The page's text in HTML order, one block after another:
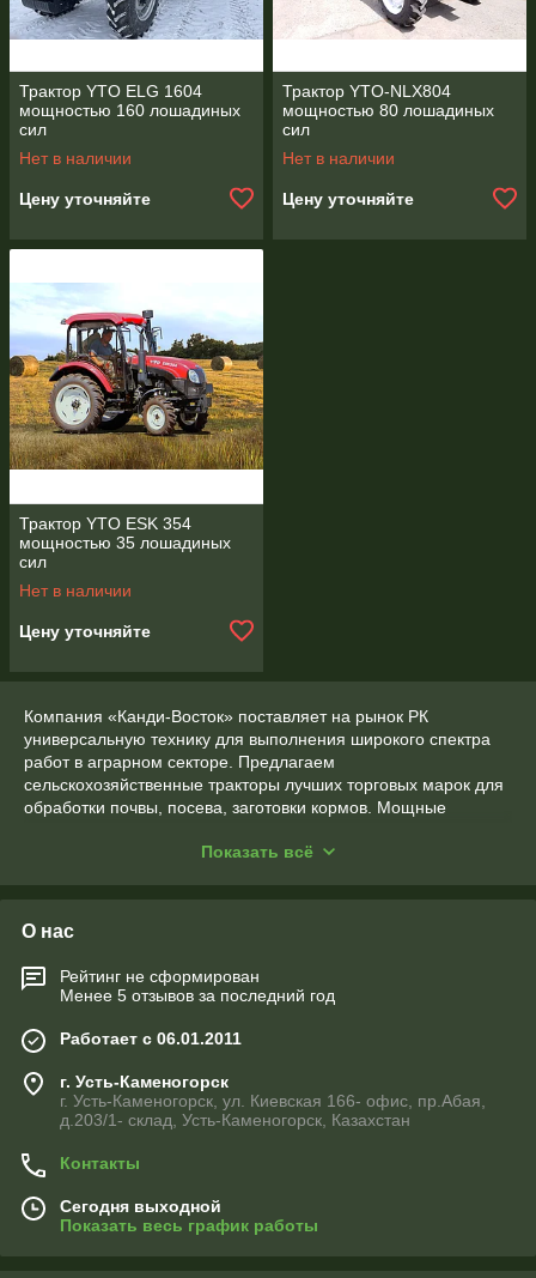
Трактор YTO ELG 1604
мощностью 160 лошадиных
сил
Нет в наличии
Цену уточняйте
Трактор YTO-NLX804
мощностью 80 лошадиных
сил
Нет в наличии
Цену уточняйте
Трактор YTO ESK 354
мощностью 35 лошадиных
сил
Нет в наличии
Цену уточняйте
Компания «Канди-Восток» поставляет на рынок РК
универсальную технику для выполнения широкого спектра
работ в аграрном секторе. Предлагаем
сельскохозяйственные тракторы лучших торговых марок для
обработки почвы, посева, заготовки кормов. Мощные
культиваторами, сеялками, косилками, навесными
заводов.
Трактор сельскохозяйственный: виды и
Современные модели тракторов сельскохозяйственных
являются незаменимыми помощниками фермеров. С их
помощью выполняют разнообразные работы:
сезонная вспашка земельных участков;
распахивание целины;
культивация верхнего почвенного слоя;
боронование;
Показать всё
О нас
Рейтинг не сформирован
Менее 5 отзывов за последний год
Работает с 06.01.2011
г. Усть-Каменогорск
г. Усть-Каменогорск, ул. Киевская 166- офис, пр.Абая,
д.203/1- склад, Усть-Каменогорск, Казахстан
Контакты
Сегодня выходной
Показать весь график работы